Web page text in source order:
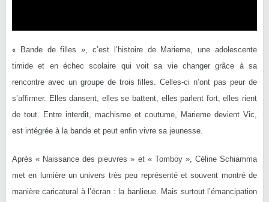
« Bande de filles », c’est l’histoire de Marieme, une adolescente
timide et en échec scolaire qui voit sa vie changer grâce à sa
rencontre avec un groupe de trois filles. Celles-ci n’ont pas peur de
s’affirmer. Elles dansent, elles se battent, elles parlent fort, elles rient
de tout. Entre interdit, machisme et coutume, Marieme devient Vic,
est intégrée à la bande et peut enfin vivre sa jeunesse.
Après « Naissance des pieuvres » et « Tomboy », Céline Schiamma
met en lumière un univers très peu représenté et souvent montré de
manière caricatural à l’écran : la banlieue. Mais surtout l’émancipation